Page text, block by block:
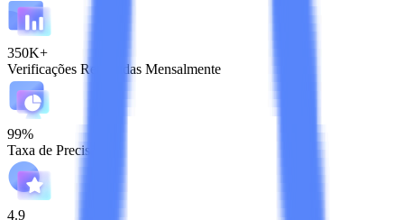
350K+
Verificações Realizadas Mensalmente
99%
Taxa de Precisão
4.9